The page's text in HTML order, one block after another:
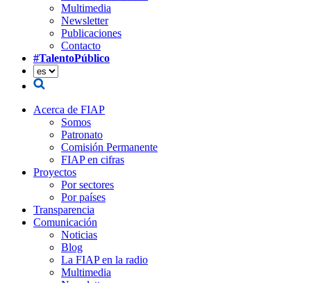
Multimedia
Newsletter
Publicaciones
Contacto
#TalentoPúblico
Acerca de FIAP
Somos
Patronato
Comisión Permanente
FIAP en cifras
Proyectos
Por sectores
Por países
Transparencia
Comunicación
Noticias
Blog
La FIAP en la radio
Multimedia